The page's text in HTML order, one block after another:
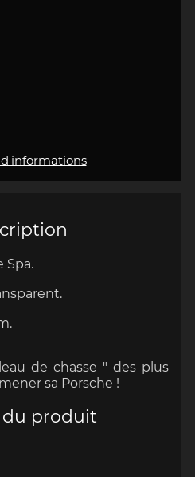
Spa.
de chasse " des plus
sa Porsche !
du produit